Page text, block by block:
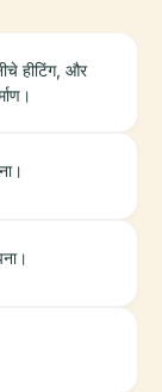
हीटिंग, और